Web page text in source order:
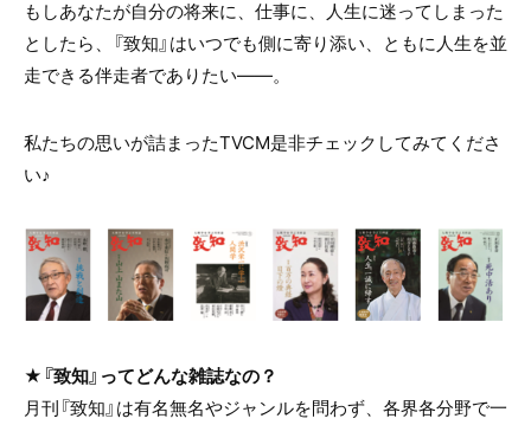
もしあなたが自分の将来に、仕事に、人生に迷ってしまった
としたら、『致知』はいつでも側に寄り添い、ともに人生を並
走できる伴走者でありたい――。
私たちの思いが詰まったTVCM是非チェックしてみてくださ
い♪
★『致知』ってどんな雑誌なの？
月刊『致知』は有名無名やジャンルを問わず、各界各分野で一